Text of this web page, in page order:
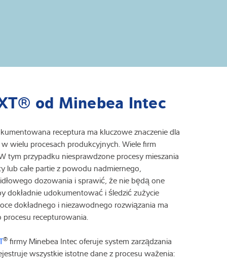
od Minebea Intec
receptura ma kluczowe znaczenie dla
wielu procesach produkcyjnych. Wiele firm
tym przypadku niesprawdzone procesy mieszania
lub całe partie z powodu nadmiernego,
dozowania i sprawić, że nie będą one
dokładnie udokumentować i śledzić zużycie
dokładnego i niezawodnego rozwiązania ma
procesu recepturowania.
® firmy Minebea Intec oferuje system zarządzania
wszystkie istotne dane z procesu ważenia: